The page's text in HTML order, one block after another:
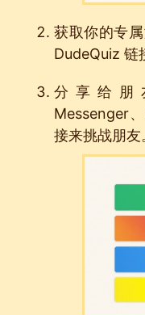
获取你的专
DudeQuiz 链
分享给朋
Messenger
接来挑战朋友